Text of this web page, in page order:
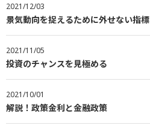
2021/12/03
景気動向を捉えるために外せない指標
2021/11/05
投資のチャンスを見極める
2021/10/01
解説！政策金利と金融政策